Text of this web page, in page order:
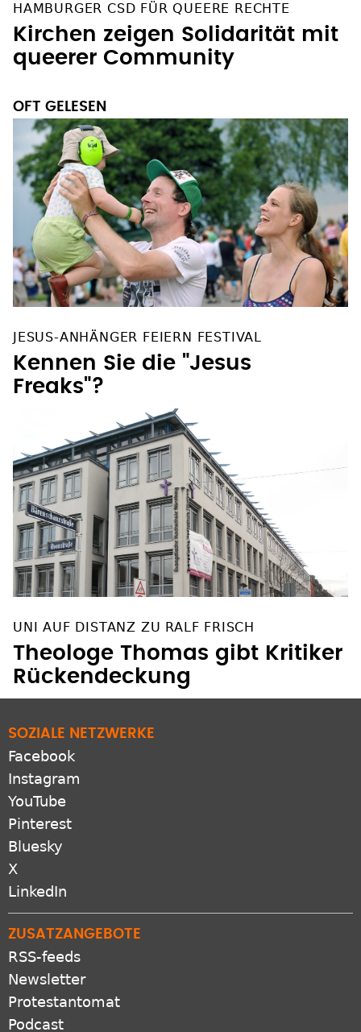
HAMBURGER CSD FÜR QUEERE RECHTE
Kirchen zeigen Solidarität mit
queerer Community
OFT GELESEN
JESUS-ANHÄNGER FEIERN FESTIVAL
Kennen Sie die "Jesus
Freaks"?
UNI AUF DISTANZ ZU RALF FRISCH
Theologe Thomas gibt Kritiker
Rückendeckung
SOZIALE NETZWERKE
Facebook
Instagram
YouTube
Pinterest
Bluesky
X
LinkedIn
ZUSATZANGEBOTE
RSS-feeds
Newsletter
Protestantomat
Podcast